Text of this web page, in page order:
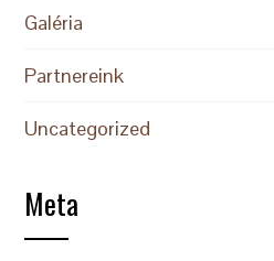
Galéria
Partnereink
Uncategorized
Meta